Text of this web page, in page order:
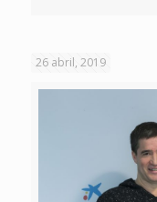
26 abril, 2019